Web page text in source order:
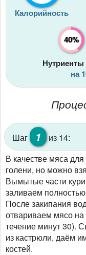
Калорийность
40%
на
Шаг 1
из 14:
В качестве мяса
голени, но можно
Вымытые части
заливаем
После закипания
отвариваем мясо на
течение минут 30).
из кастрюли, даём
костей.